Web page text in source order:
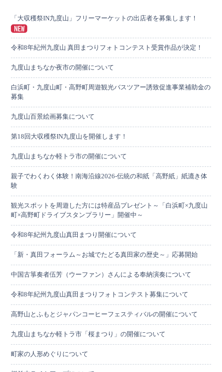
「大収穫祭IN九度山」フリーマーケットの出店者を募集します！
令和8年紀州九度山 真田まつりフォトコンテスト受賞作品が決定！
九度山まちなか夜市の開催について
白浜町・九度山町・高野町周遊観光バスツアー誘致促進事業補助金の
募集
九度山百景絵画募集について
第18回大収穫祭IN九度山を開催します！
九度山まちなか軽トラ市の開催について
親子でわくわく体験！南海沿線2026-伝統の和紙「高野紙」紙漉き体
験
観光スポットを周遊した方には特産品プレゼント～「白浜町×九度山
町×高野町ドライブスタンプラリー」開催中～
令和8年紀州九度山真田まつり開催について
「新・真田フォーラム～お城でたどる真田家の歴史～」応募開始
中国古箏奏者伍芳（ウーファン）さんによる奉納演奏について
令和8年紀州九度山真田まつりフォトコンテスト募集について
高野山とふもとジャパンコーヒーフェスティバルの開催について
九度山まちなか軽トラ市「桜まつり」の開催について
町家の人形めぐりについて